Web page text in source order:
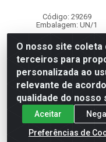
Código: 29269
Embalagem: UN/1
Faça seu login ou
cadastre-se para
ver preços e
comprar
O nosso site
terceiros para
personalizada ao
relevante de
qualidade do nosso
Aceitar
Preferências de